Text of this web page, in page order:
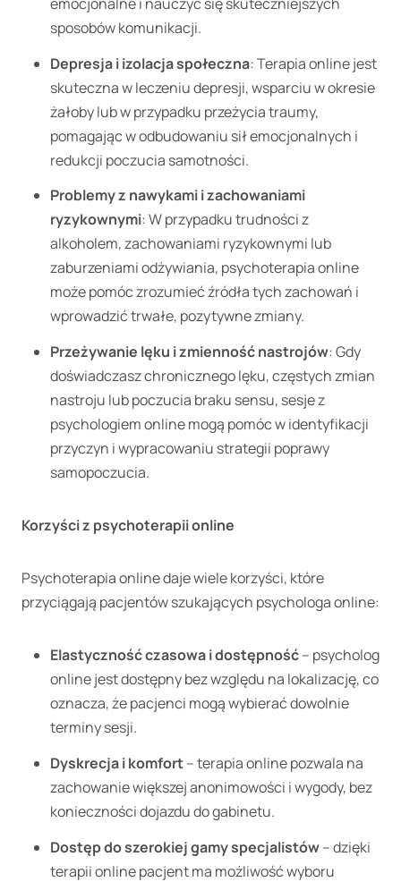
sposobów komunikacji.
Depresja i izolacja społeczna: Terapia online jest
skuteczna w leczeniu depresji, wsparciu w okresie
żałoby lub w przypadku przeżycia traumy,
pomagając w odbudowaniu sił emocjonalnych i
redukcji poczucia samotności.
Problemy z nawykami i zachowaniami
ryzykownymi: W przypadku trudności z
alkoholem, zachowaniami ryzykownymi lub
zaburzeniami odżywiania, psychoterapia online
może pomóc zrozumieć źródła tych zachowań i
wprowadzić trwałe, pozytywne zmiany.
Przeżywanie lęku i zmienność nastrojów: Gdy
doświadczasz chronicznego lęku, częstych zmian
nastroju lub poczucia braku sensu, sesje z
psychologiem online mogą pomóc w identyfikacji
przyczyn i wypracowaniu strategii poprawy
samopoczucia.
Korzyści z psychoterapii online
Psychoterapia online daje wiele korzyści, które
przyciągają pacjentów szukających psychologa online:
Elastyczność czasowa i dostępność– psycholog
online jest dostępny bez względu na lokalizację, co
oznacza, że pacjenci mogą wybierać dowolnie
terminy sesji.
Dyskrecja i komfort– terapia online pozwala na
zachowanie większej anonimowości i wygody, bez
konieczności dojazdu do gabinetu.
Dostęp do szerokiej gamy specjalistów– dzięki
terapii online pacjent ma możliwość wyboru